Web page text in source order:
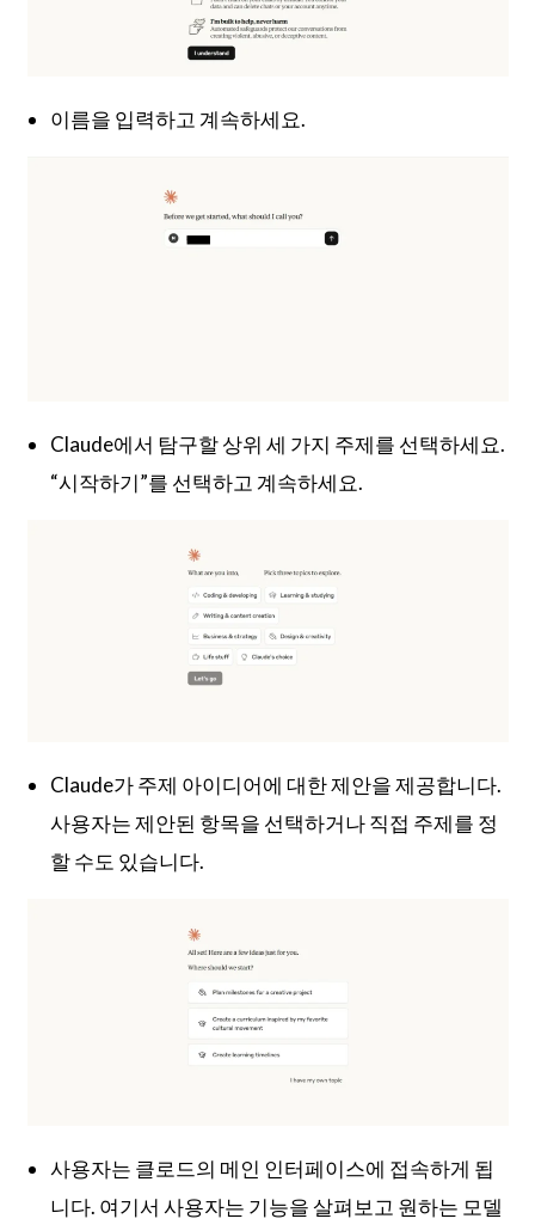
이름을 입력하고 계속하세요.
Claude에서 탐구할 상위 세 가지 주제를 선택하세요.
“시작하기”를 선택하고 계속하세요.
Claude가 주제 아이디어에 대한 제안을 제공합니다.
사용자는 제안된 항목을 선택하거나 직접 주제를 정
할 수도 있습니다.
사용자는 클로드의 메인 인터페이스에 접속하게 됩
니다. 여기서 사용자는 기능을 살펴보고 원하는 모델